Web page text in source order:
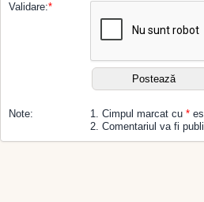
Validare:*
Note: 1. Cimpul marcat cu *
2. Comentariul va fi